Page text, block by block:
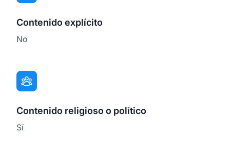
Contenido explícito
No
Contenido religioso o político
Sí